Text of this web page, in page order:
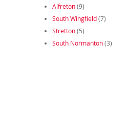
Alfreton(9)
South Wingfield(7)
Stretton(5)
South Normanton(3)